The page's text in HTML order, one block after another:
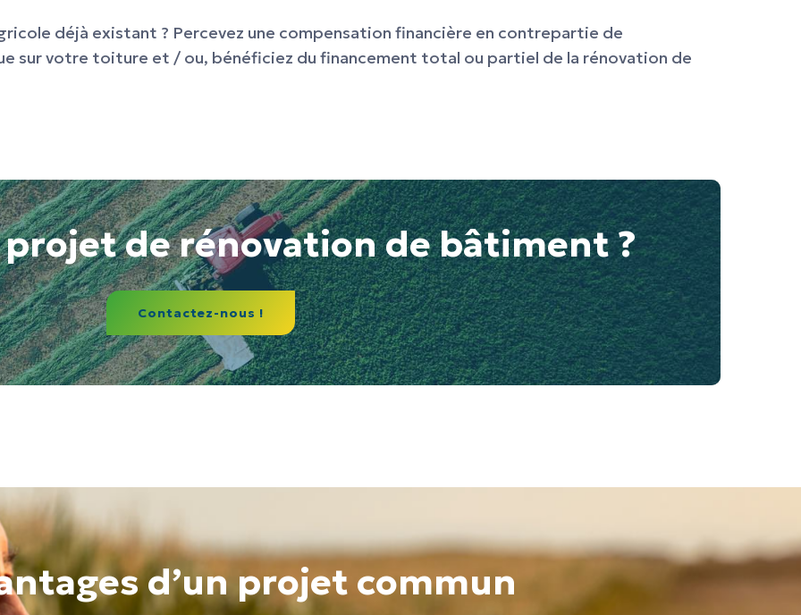
déjà existant ? Percevez une compensation financière en contrepartie de
sur votre toiture et / ou, bénéficiez du financement total ou partiel de la rénovation de
projet de rénovation de bâtiment ?
Contactez-nous !
d’un projet commun